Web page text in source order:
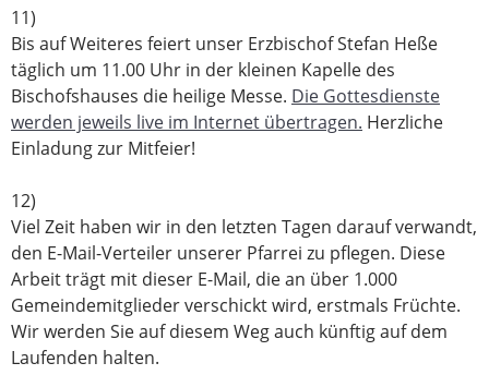
11)
Bis auf Weiteres feiert unser Erzbischof Stefan Heße
täglich um 11.00 Uhr in der kleinen Kapelle des
Bischofshauses die heilige Messe. Die Gottesdienste
werden jeweils live im Internet übertragen. Herzliche
Einladung zur Mitfeier!
12)
Viel Zeit haben wir in den letzten Tagen darauf verwandt,
den E-Mail-Verteiler unserer Pfarrei zu pflegen. Diese
Arbeit trägt mit dieser E-Mail, die an über 1.000
Gemeindemitglieder verschickt wird, erstmals Früchte.
Wir werden Sie auf diesem Weg auch künftig auf dem
Laufenden halten.